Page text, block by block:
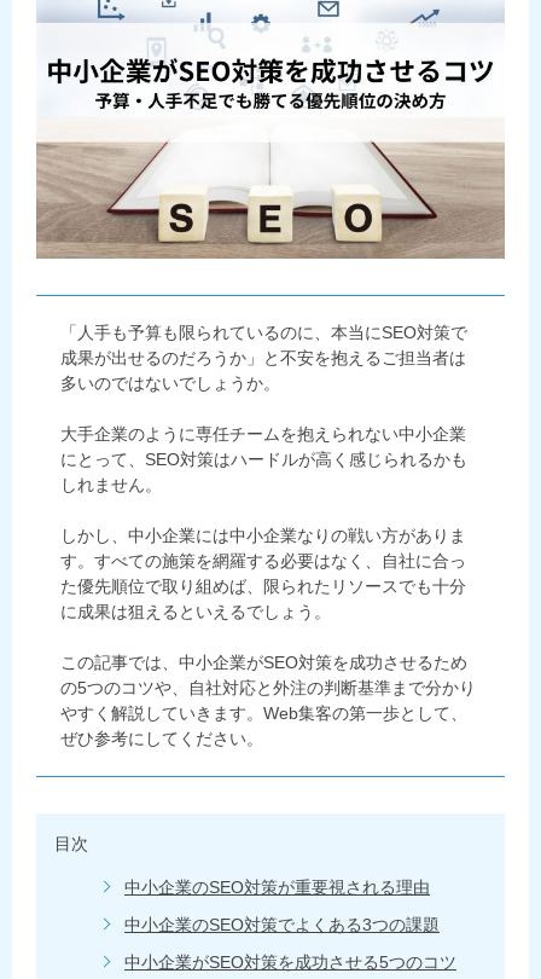
「人手も予算も限られているのに、本当にSEO対策で
成果が出せるのだろうか」と不安を抱えるご担当者は
多いのではないでしょうか。
大手企業のように専任チームを抱えられない中小企業
にとって、SEO対策はハードルが高く感じられるかも
しれません。
しかし、中小企業には中小企業なりの戦い方がありま
す。すべての施策を網羅する必要はなく、自社に合っ
た優先順位で取り組めば、限られたリソースでも十分
に成果は狙えるといえるでしょう。
この記事では、中小企業がSEO対策を成功させるため
の5つのコツや、自社対応と外注の判断基準まで分かり
やすく解説していきます。Web集客の第一歩として、
ぜひ参考にしてください。
目次
中小企業のSEO対策が重要視される理由
中小企業のSEO対策でよくある3つの課題
中小企業がSEO対策を成功させる5つのコツ